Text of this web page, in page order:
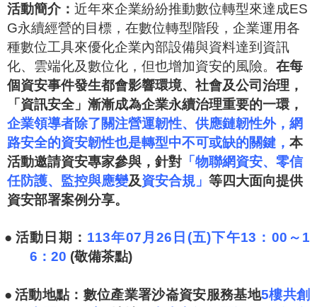
活動簡介： 近年來企業紛紛推動數位轉型來達成ES
G永續經營的目標，在數位轉型階段，企業運用各
種數位工具來優化企業內部設備與資料達到資訊
化、雲端化及數位化，但也增加資安的風險。 在每
個資安事件發生都會影響環境、社會及公司治理，
「資訊安全」漸漸成為企業永續治理重要的一環，
企業領導者除了關注營運韌性、供應鏈韌性外，網
路安全的資安韌性也是轉型中不可或缺的關鍵， 本
活動邀請資安專家參與，針對 「物聯網資安、零信
任防護、監控與應變及資安合規」 等四大面向提供
資安部署案例分享。
● 活動日期： 113年07月26日(五)下午13：00～1
6：20 (敬備茶點)
● 活動地點：數位產業署沙崙資安服務基地5樓共創